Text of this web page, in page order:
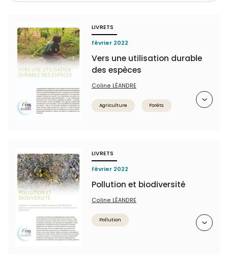
LIVRETS
février 2022
Vers une utilisation durable
des espèces
Coline LÉANDRE
Agriculture Forêts
LIVRETS
février 2022
Pollution et biodiversité
Coline LÉANDRE
Pollution